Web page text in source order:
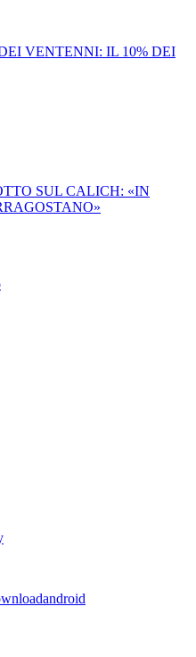
VENTENNI: IL 10% DEI
SUL CALICH: «IN
android